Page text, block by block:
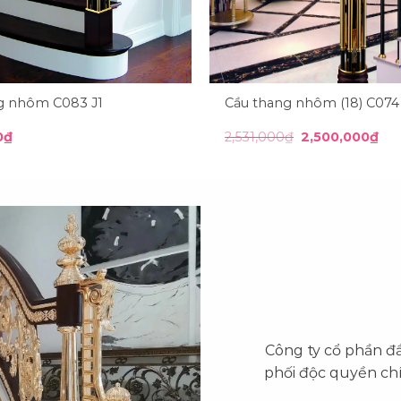
nhôm C083 J1
₫
Cầu thang nhôm (18) C074
2,531,000₫ Giá
gốc
2,500,000₫Giá
Công ty cổ phần
phối độc quyền